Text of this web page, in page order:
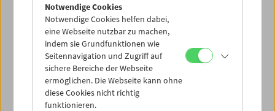
Notwendige Cookies
Notwendige Cookies helfen dabei,
eine Webseite nutzbar zu machen,
indem sie Grundfunktionen wie
Seitennavigation und Zugriff auf
sichere Bereiche der Webseite
ermöglichen. Die Webseite kann ohne
diese Cookies nicht richtig
funktionieren.